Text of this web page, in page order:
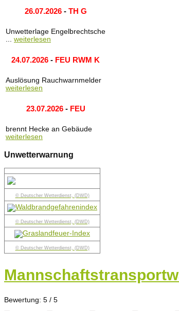
26.07.2026- TH G
Unwetterlage Engelbrechtsche
... weiterlesen
24.07.2026 - FEU RWM K
Auslösung Rauchwarnmelder
weiterlesen
23.07.2026- FEU
brennt Hecke an Gebäude
weiterlesen
Unwetterwarnung
© Deutscher Wetterdienst, (DWD)
© Deutscher Wetterdienst, (DWD)
© Deutscher Wetterdienst, (DWD)
Bewertung: 5 / 5